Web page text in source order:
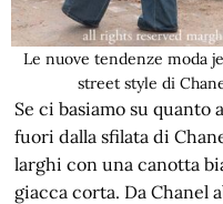
Le nuove tendenze moda
street style di
Se ci basiamo su quanto
fuori dalla sfilata di
larghi con una canotta
giacca corta. Da Chanel